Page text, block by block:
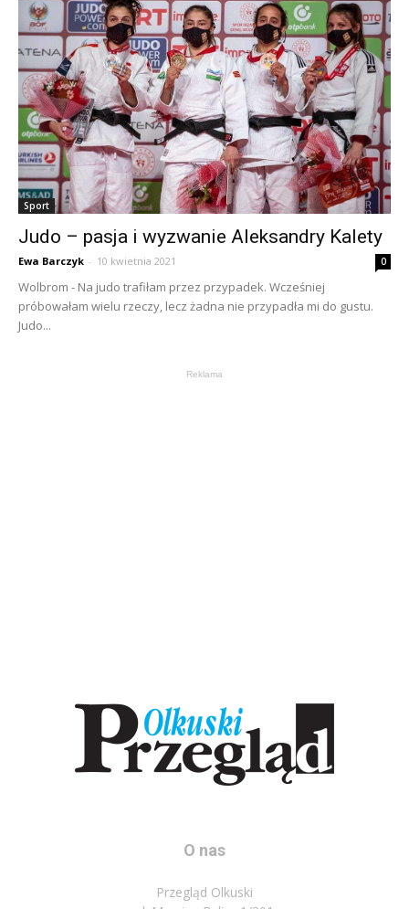
Sport
Judo – pasja i wyzwanie Aleksandry Kalety
Ewa Barczyk - 10 kwietnia 2021 0
Wolbrom - Na judo trafiłam przez przypadek. Wcześniej
próbowałam wielu rzeczy, lecz żadna nie przypadła mi do gustu.
Judo...
Reklama
O nas
Przegląd Olkuski